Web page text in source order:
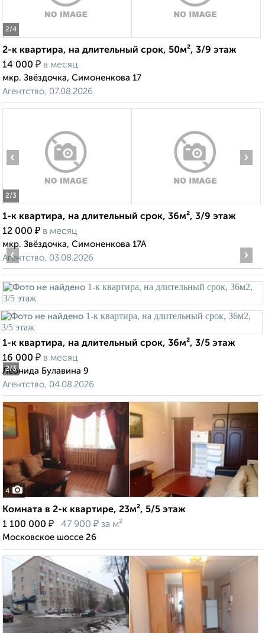
2/4
2-к квартира, на длительный срок, 50м², 3/9 этаж
14 000 ₽ в месяц
мкр. Звёздочка, Симоненкова 17
Агентство, 07.08.2026
2/3
‹ ›
1-к квартира, на длительный срок, 36м², 3/9 этаж
12 000 ₽ в месяц
мкр. Звёздочка, Симоненкова 17А
Агентство, 03.08.2026
2/3
‹ ›
1-к квартира, на длительный срок, 36м², 3/5 этаж
16 000 ₽ в месяц
Леонида Булавина 9
Агентство, 04.08.2026
4
Комната в 2-к квартире, 23м², 5/5 этаж
1 100 000 ₽ 47 900 ₽ за м²
Московское шоссе 26